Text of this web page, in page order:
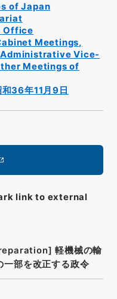
of Japan
Office
Meetings,
Vice-
Meetings of
36年11月9日
link to external
軽機械の輸
一部を改正する政令